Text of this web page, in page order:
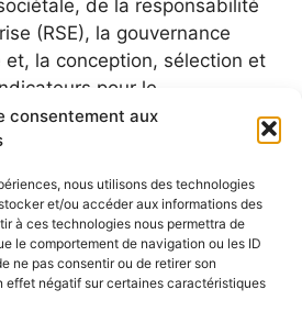
consentement aux
nous utilisons des technologies
et/ou accéder aux informations des
à ces technologies nous permettra de
le comportement de navigation ou les ID
ne pas consentir ou de retirer son
effet négatif sur certaines caractéristiques
de la responsabilité
(RSE), la gouvernance
et, la conception, sélection et
pour le